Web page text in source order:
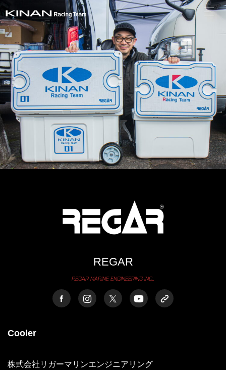
REGAR
REGAR MARINE ENGINEERING INC.,
Cooler
株式会社リガーマリンエンジニアリング